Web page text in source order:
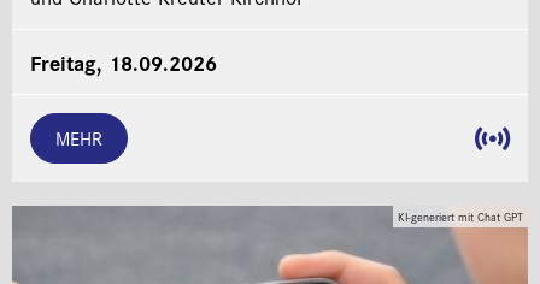
Freitag, 18.09.2026
MEHR
KI-generiert mit Chat GPT